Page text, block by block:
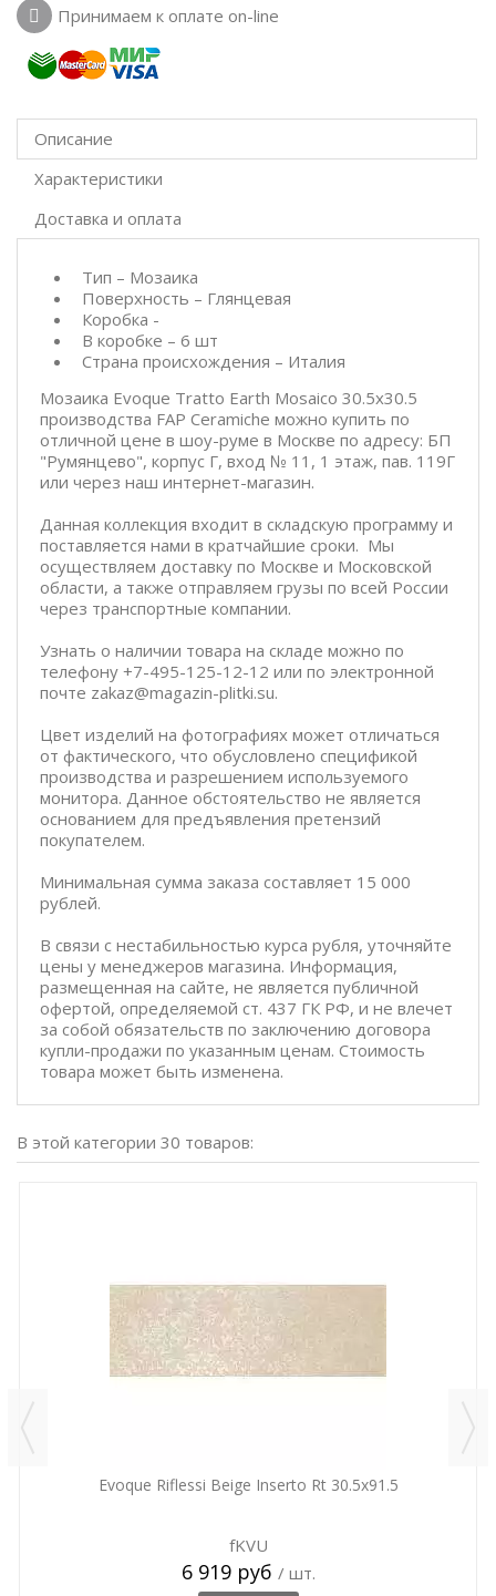
Принимаем к оплате on-line
Описание
Характеристики
Доставка и оплата
Тип – Мозаика
Поверхность – Глянцевая
Коробка -
В коробке – 6 шт
Страна происхождения – Италия
Мозаика Evoque Tratto Earth Mosaico 30.5x30.5
производства FAP Ceramiche можно купить по
отличной цене в шоу-руме в Москве по адресу: БП
"Румянцево", корпус Г, вход № 11, 1 этаж, пав. 119Г
или через наш интернет-магазин.
Данная коллекция входит в складскую программу и
поставляется нами в кратчайшие сроки. Мы
осуществляем доставку по Москве и Московской
области, а также отправляем грузы по всей России
через транспортные компании.
Узнать о наличии товара на складе можно по
телефону +7-495-125-12-12 или по электронной
почте zakaz@magazin-plitki.su.
Цвет изделий на фотографиях может отличаться
от фактического, что обусловлено спецификой
производства и разрешением используемого
монитора. Данное обстоятельство не является
основанием для предъявления претензий
покупателем.
Минимальная сумма заказа составляет 15 000
рублей.
В связи с нестабильностью курса рубля, уточняйте
цены у менеджеров магазина. Информация,
размещенная на сайте, не является публичной
офертой, определяемой ст. 437 ГК РФ, и не влечет
за собой обязательств по заключению договора
купли-продажи по указанным ценам. Стоимость
товара может быть изменена.
В этой категории 30 товаров:
Evoque Riflessi Beige Inserto Rt 30.5x91.5
fKVU
6 919 руб / шт.